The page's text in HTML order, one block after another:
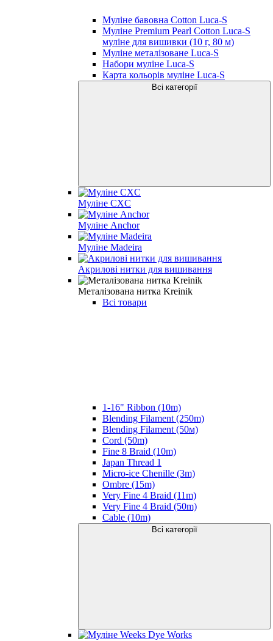
Муліне бавовна Cotton Luca-S
Муліне Premium Pearl Cotton Luca-S
муліне для вишивки (10 г, 80 м)
Муліне металізоване Luca-S
Набори муліне Luca-S
Карта кольорів муліне Luca-S
Всі категорії
Муліне CXC
Муліне Anchor
Муліне Madeira
Акрилові нитки для вишивання
Металізована нитка Kreinik
Всі товари
1-16" Ribbon (10m)
Blending Filament (250m)
Blending Filament (50м)
Cord (50m)
Fine 8 Braid (10m)
Japan Thread 1
Micro-ice Chenille (3m)
Ombre (15m)
Very Fine 4 Braid (11m)
Very Fine 4 Braid (50m)
Cable (10m)
Всі категорії